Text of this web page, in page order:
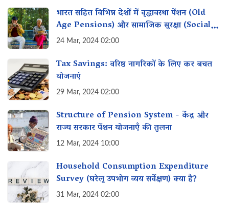
भारत सहित विभिन्न देशों में वृद्धावस्था पेंशन (Old
Age Pensions) और सामाजिक सुरक्षा (Social
Security)
24 Mar, 2024 02:00
Tax Savings: वरिष्ठ नागरिकों के लिए कर बचत
योजनाएं
29 Mar, 2024 02:00
Structure of Pension System - केंद्र और
राज्य सरकार पेंशन योजनाएँ की तुलना
12 Mar, 2024 10:00
Household Consumption Expenditure
Survey (घरेलू उपभोग व्यय सर्वेक्षण) क्या है?
31 Mar, 2024 02:00